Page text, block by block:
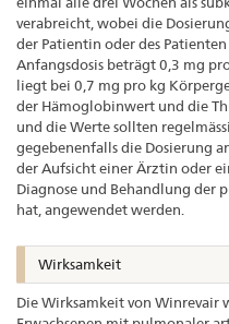
verabreicht, wobei die
der Patientin oder des
Anfangsdosis beträgt 0,3 mg
liegt bei 0,7 mg pro kg
der Hämoglobinwert und die
und die Werte sollten
gegebenenfalls die Dosierung
der Aufsicht einer Ärztin oder
Diagnose und Behandlung der
hat, angewendet werden.
Wirksamkeit
Die Wirksamkeit von Winrevair